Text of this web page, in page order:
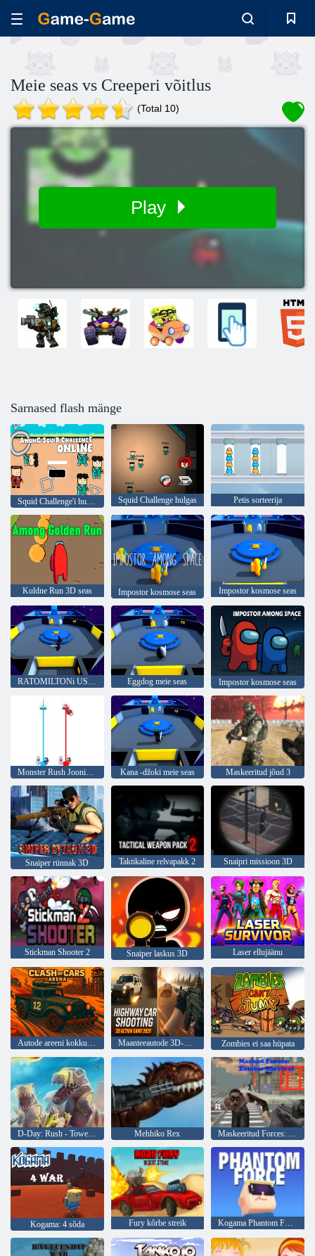
Meie seas vs Creeperi võitlus
(Total 10)
Play
Sarnased flash mänge
Squid Challenge'i hulgas veebis Squid Challenge hulgas Petis sorteerija
Kuldne Run 3D seas Impostor kosmose seas Impostor kosmose seas
RATOMILTONi USA -s Eggdog meie seas Impostor kosmose seas
Monster Rush Joonis mõistatus Kana -džoki meie seas Maskeeritud jõud 3
Snaiper rünnak 3D Taktikaline relvapakk 2 Snaipri missioon 3D
Stickman Shooter 2 Snaiper laskus 3D Laser ellujäänu
Autode areeni kokkupõrge Maanteeautode 3D-märulimäng 2025 Zombies ei saa hüpata
D-Day: Rush - Tower Defense Mehhiko Rex Maskeeritud Forces: Zombie Survival
Kogama: 4 sõda Fury kõrbe streik Kogama Phantom Force